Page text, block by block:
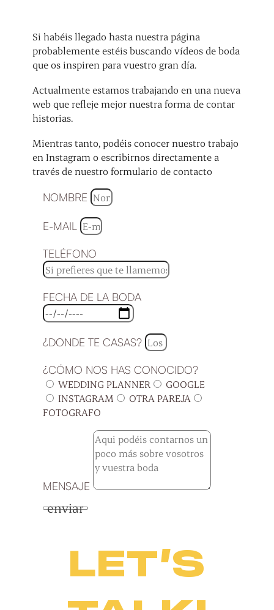
Si habéis llegado hasta nuestra página
probablemente estéis buscando vídeos de boda
que os inspiren para vuestro gran día.
Actualmente estamos trabajando en una nueva
web que refleje mejor nuestra forma de contar
historias.
Mientras tanto, podéis conocer nuestro trabajo
en Instagram o escribirnos directamente a
través de nuestro formulario de contacto
NOMBRE
E-MAIL
TELÉFONO
FECHA DE LA BODA
¿DONDE TE CASAS?
¿CÓMO NOS HAS CONOCIDO?
WEDDING PLANNER
GOOGLE
INSTAGRAM
OTRA PAREJA
FOTOGRAFO
MENSAJE
enviar
LET’S